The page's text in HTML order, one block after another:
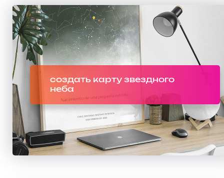
создать карту звездного
неба